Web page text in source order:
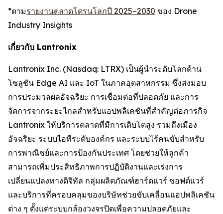
*ตามรายงานตลาดโดรนโลกปี 2025–2030 ของ Drone
Industry Insights
เกี่ยวกับ Lantronix
Lantronix Inc. (Nasdaq: LTRX) เป็นผู้นำระดับโลกด้าน
โซลูชัน Edge AI และ IoT ในภาคอุตสาหกรรม ซึ่งส่งมอบ
การประมวลผลอัจฉริยะ การเชื่อมต่อที่ปลอดภัย และการ
จัดการจากระยะไกลสำหรับแอปพลิเคชันที่สำคัญต่อภารกิจ
Lantronix ให้บริการตลาดที่มีการเติบโตสูง รวมถึงเมือง
อัจฉริยะ ระบบไอทีระดับองค์กร และระบบไร้คนขับสำหรับ
การพาณิชย์และการป้องกันประเทศ โดยช่วยให้ลูกค้า
สามารถเพิ่มประสิทธิภาพการปฏิบัติงานและเร่งการ
เปลี่ยนแปลงทางดิจิทัล กลุ่มผลิตภัณฑ์ฮาร์ดแวร์ ซอฟต์แวร์
และบริการที่ครอบคลุมของบริษัทช่วยขับเคลื่อนแอปพลิเคชัน
ต่าง ๆ ตั้งแต่ระบบกล้องวงจรปิดเพื่อความปลอดภัยและ